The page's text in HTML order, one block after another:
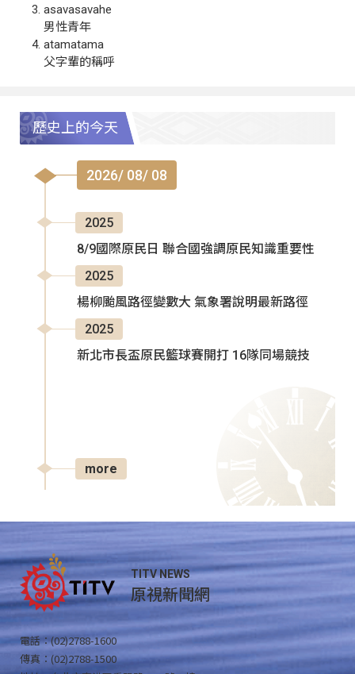
asavasavahe
男性青年
atamatama
父字輩的稱呼
歷史上的今天
2026/ 08/ 08
2025
8/9國際原民日 聯合國強調原民知識重要性
2025
楊柳颱風路徑變數大 氣象署說明最新路徑
2025
新北市長盃原民籃球賽開打 16隊同場競技
more
TITV NEWS
原視新聞網
電話：(02)2788-1600
傳真：(02)2788-1500